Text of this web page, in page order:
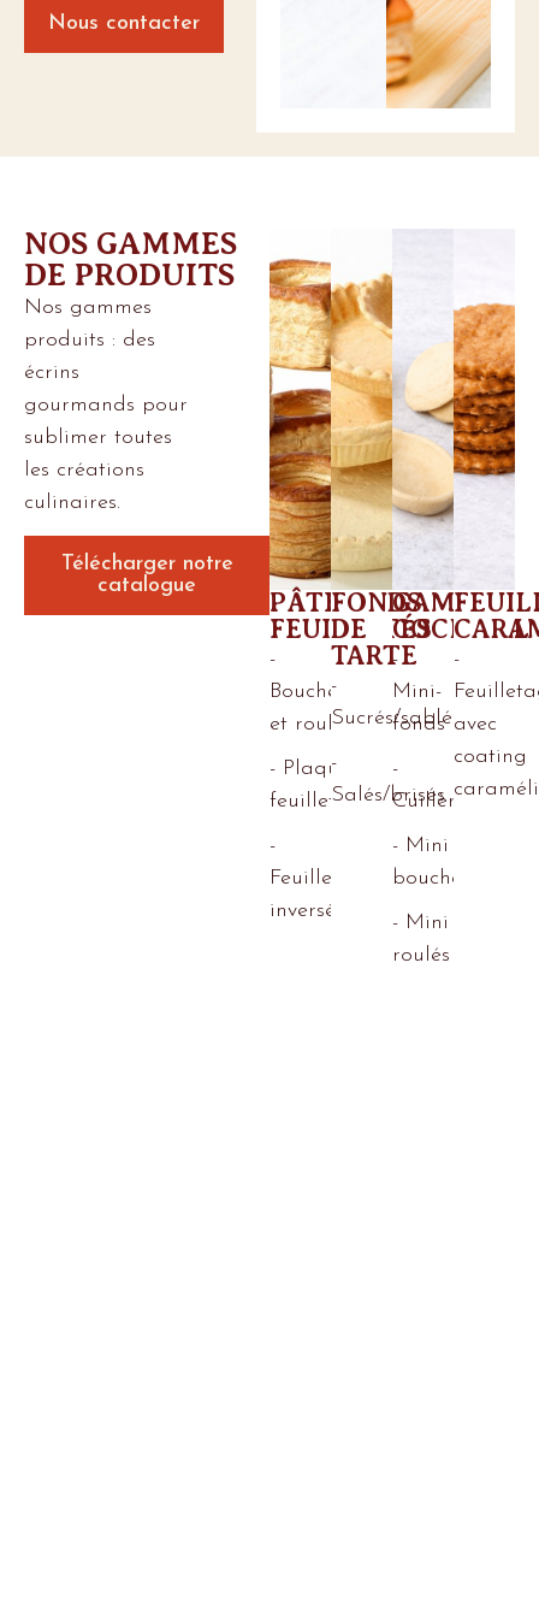
Nous contacter
NOS GAMMES
DE PRODUITS
Nos gammes
produits : des
écrins
gourmands pour
sublimer toutes
les créations
culinaires.
Télécharger notre
catalogue
PÂTES
FEUILLETÉS
-
Bouchées
et roulés
- Plaques
feuilletées
-
Feuilletage
inversé
FONDS
DE
TARTE
-
Sucrés/sablés
-
Salés/brisés
GAMME
COCKTAIL
-
Mini-
fonds
-
Cuillères
- Mini
bouchées
- Mini
roulés
-
avec
coating